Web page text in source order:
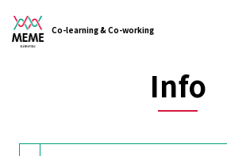
Co-learning & Co-working
Info